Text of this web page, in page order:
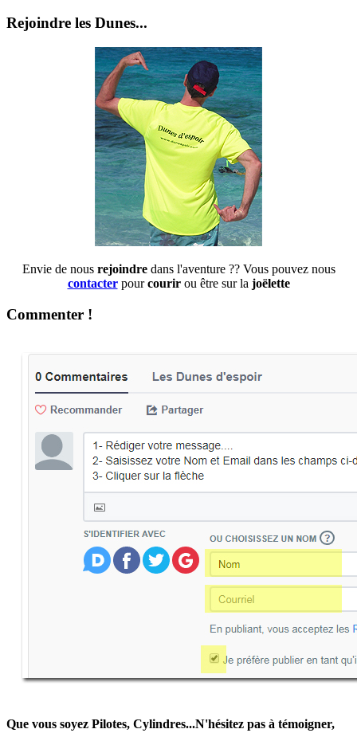
Rejoindre les Dunes...
Envie de nous rejoindre dans l'aventure ?? Vous pouvez nous
contacterpourcourir ou être sur la joëlette
Commenter !
Que vous soyez Pilotes, Cylindres...N'hésitez pas à témoigner,